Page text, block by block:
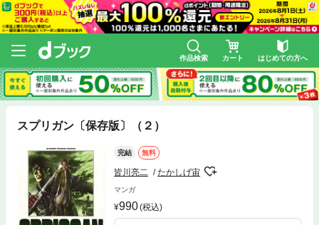
作品検索 カート はじめての方へ
スプリガン〔保存版〕（２）
完結 無料
皆川亮二 たかしげ宙
マンガ
990(税込)